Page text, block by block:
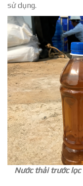
sử dụng.
Nước thải trước